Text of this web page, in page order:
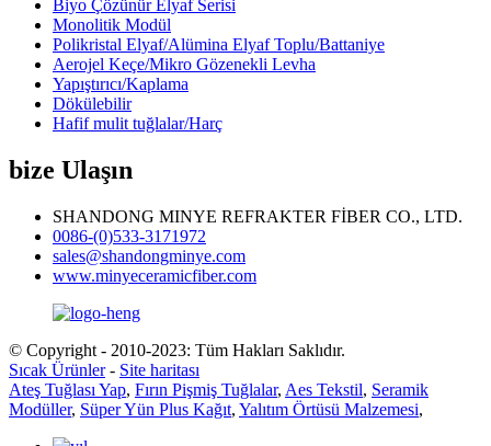
Biyo Çözünür Elyaf Serisi
Monolitik Modül
Polikristal Elyaf/Alümina Elyaf Toplu/Battaniye
Aerojel Keçe/Mikro Gözenekli Levha
Yapıştırıcı/Kaplama
Dökülebilir
Hafif mulit tuğlalar/Harç
bize Ulaşın
SHANDONG MINYE REFRAKTER FİBER CO., LTD.
0086-(0)533-3171972
sales@shandongminye.com
www.minyeceramicfiber.com
© Copyright - 2010-2023: Tüm Hakları Saklıdır.
Sıcak Ürünler- Site haritası
Ateş Tuğlası Yap, Fırın Pişmiş Tuğlalar, Aes Tekstil, Seramik
Modüller, Süper Yün Plus Kağıt, Yalıtım Örtüsü Malzemesi,